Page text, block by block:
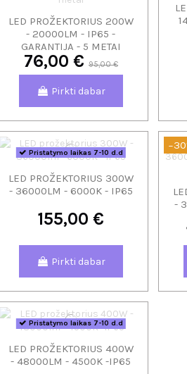
LED PROŽEKTORIUS 200W
- 20000LM - IP65 -
GARANTIJA - 5 METAI
76,00 € 95,00 €
Pirkti dabar
Pristatymo laikas 7-10 d.d
LED PROŽEKTORIUS 300W
- 36000LM - 6000K - IP65
155,00 €
Pirkti dabar
-
Pristatymo laikas 7-10 d.d
LED PROŽEKTORIUS 400W
- 48000LM - 4500K -IP65